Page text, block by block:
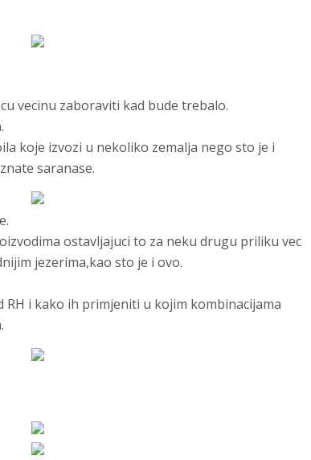
vecinu zaboraviti kad bude trebalo.
koje izvozi u nekoliko zemalja nego sto je i
saranase.
ostavljajuci to za neku drugu priliku vec
jezerima,kao sto je i ovo.
i kako ih primjeniti u kojim kombinacijama